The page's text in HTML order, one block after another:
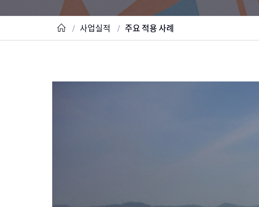
사업실적 주요 적용 사례